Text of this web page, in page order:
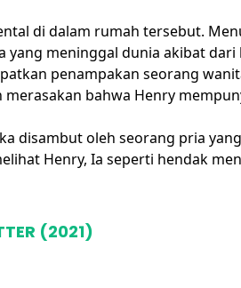
di dalam rumah tersebut.
meninggal dunia akibat dari
penampakan seorang
bahwa Henry
disambut oleh seorang pria
Henry, Ia seperti hendak
(2021)